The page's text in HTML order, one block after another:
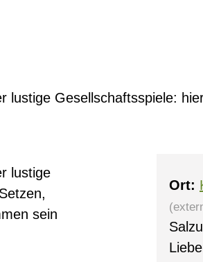
lustige Gesellschaftsspiele:
lustige
sein
Ort: